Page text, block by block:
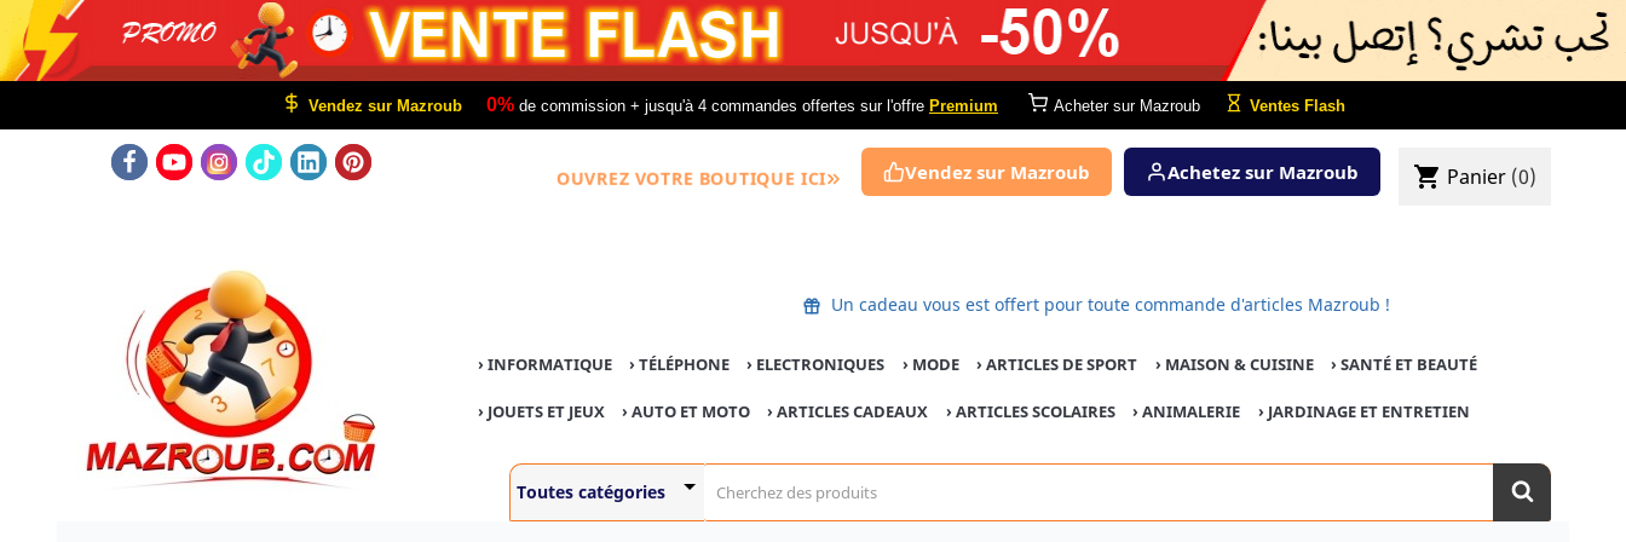
Vendez sur Mazroub 0% de commission + jusqu'à 4 commandes offertes sur l'offre Premium Acheter sur Mazroub Ventes Flash
OUVREZ VOTRE BOUTIQUE ICI Vendez sur Mazroub Achetez sur Mazroub shopping_cart Panier (0)
Un cadeau vous est offert pour toute commande d'articles Mazroub !
› INFORMATIQUE ›TÉLÉPHONE › ELECTRONIQUES › MODE ›ARTICLES DE SPORT › MAISON & CUISINE › SANTÉ ET BEAUTÉ
› JOUETS ET JEUX ›AUTO ET MOTO › ARTICLES CADEAUX › ARTICLES SCOLAIRES ›ANIMALERIE › JARDINAGE ET ENTRETIEN